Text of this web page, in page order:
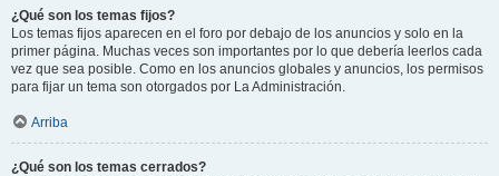
¿Qué son los temas fijos?
Los temas fijos aparecen en el foro por debajo de los anuncios y solo en la
primer página. Muchas veces son importantes por lo que debería leerlos cada
vez que sea posible. Como en los anuncios globales y anuncios, los permisos
para fijar un tema son otorgados por La Administración.
Arriba
¿Qué son los temas cerrados?